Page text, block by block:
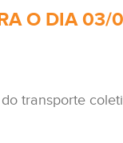
O DIA
transporte